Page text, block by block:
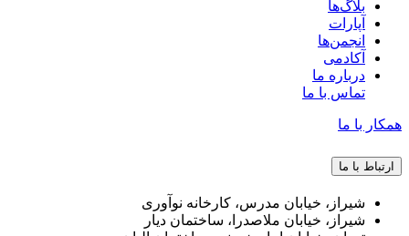
بلاگ‌ها
آپارات
انجمن‌ها
آکادمی
درباره ما
تماس با ما
همکار با ما
ارتباط با ما
شیراز، خیابان مدرس، کارخانه نوآوری
شیراز، خیابان ملاصدرا، ساختمان دیار